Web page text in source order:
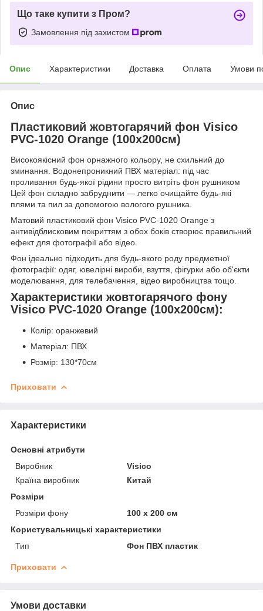
Що таке купити з Пром?
Замовлення під захистом
Опис Характеристики Доставка Оплата Умови
Опис
Пластиковий жовтогарячий фон Visico
PVC-1020 Orange (100x200см)
Високоякісний фон орнажного кольору, не схильний до
зминання. Водонепроникний ПВХ матеріал: під час
проливання будь-якої рідини просто витріть фон рушником
Цей фон складно забруднити — легко очищайте будь-які
плями та пил за допомогою вологого рушника.
Матовий пластиковий фон Visico PVC-1020 Orange з
антивідблисковим покриттям з обох боків створює правильний
ефект для фотографії або відео.
Фон ідеально підходить для будь-якого роду предметної
фотографії: одяг, ювелірні вироби, взуття, фігурки або об'єкти
моделювання, для телебачення, відео виробництва тощо.
Характеристики жовтогарячого фону
Visico PVC-1020 Orange (100x200см):
Колір: оранжевий
Матеріал: ПВХ
Розмір: 130*70см
Приховати
Характеристики
Основні атрибути
Виробник
Visico
Країна виробник
Китай
Розміри
Розміри фону
100 x 200 см
Користувальницькі характеристики
Тип
Фон ПВХ пластик
Приховати
Умови доставки